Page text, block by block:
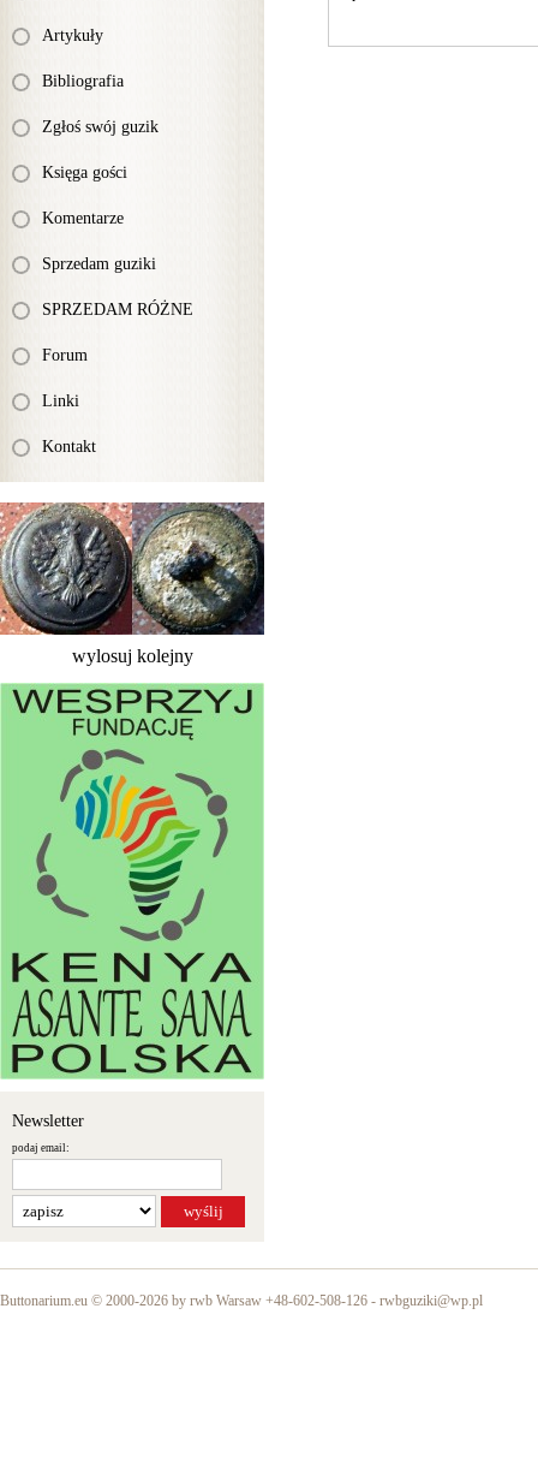
Artykuły
Bibliografia
Zgłoś swój guzik
Księga gości
Komentarze
Sprzedam guziki
SPRZEDAM RÓŻNE
Forum
Linki
Kontakt
wylosuj kolejny
Newsletter
podaj email:
Buttonarium.eu © 2000-2026 by rwb Warsaw +48-602-508-126 - rwbguziki@wp.pl